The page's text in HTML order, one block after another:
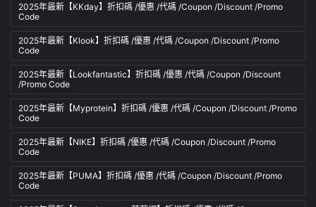
2025年最新【KKday】折扣碼 /優惠 /代碼 /Coupon /Discount /Promo
Code
2025年最新【Klook】折扣碼 /優惠 /代碼 /Coupon /Discount /Promo
Code
2025年最新【Lookfantastic】折扣碼 /優惠 /代碼 /Coupon /Discount
/Promo Code
2025年最新【Myprotein】折扣碼 /優惠 /代碼 /Coupon /Discount /Promo
Code
2025年最新【NIKE】折扣碼 /優惠 /代碼 /Coupon /Discount /Promo
Code
2025年最新【PUMA】折扣碼 /優惠 /代碼 /Coupon /Discount /Promo
Code